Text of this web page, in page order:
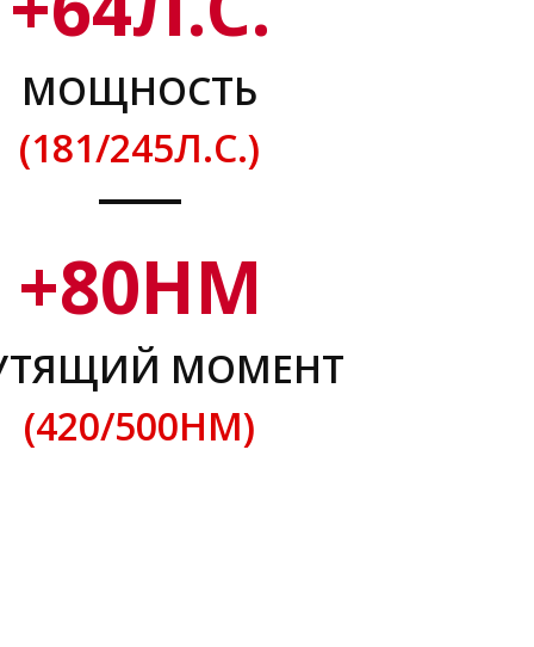
МОЩНОСТЬ
(181/245Л.С.)
+80НМ
МОМЕНТ
(420/500НМ)